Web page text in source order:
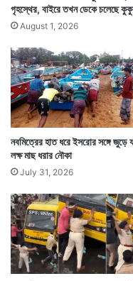
লখনউতে বিজেপি
গেরুয়া ফাগুয়ার রং
শিবিরগুলিতে আবীর
করে বসে থাকতে দেখা
গৃহস্থের, বাইরে তখন ডেকে চলেছে
August 1, 2026
নবমিত্রের হাত ধরে ইসরোর সঙ্গে জুড়ে
লক্ষ মাছ ধরার নৌকা
July 31, 2026